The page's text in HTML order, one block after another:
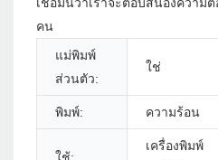
คน
แม่พิมพ์
ส่วนตัว:
ใช่
พิมพ์: ความร้อน
เครื่องพิมพ์